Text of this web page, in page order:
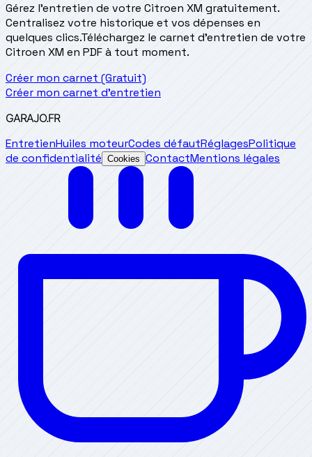
Gérez l'entretien de votre Citroen XM gratuitement.
Centralisez votre historique et vos dépenses en
quelques clics.Téléchargez le carnet d'entretien de votre
Citroen XM en PDF à tout moment.
Créer mon carnet (Gratuit)
Créer mon carnet d'entretien
GARAJO.FR
EntretienHuiles moteurCodes défautRéglagesPolitique
de confidentialité Cookies ContactMentions légales